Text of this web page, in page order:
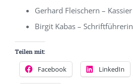
Gerhard Fleischern – Kassier
Birgit Kabas – Schriftführerin
Teilen mit:
Facebook LinkedIn